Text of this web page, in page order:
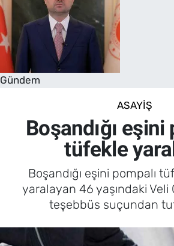
Gündem
ASAYIŞ
Boşandığı eşini
tüfekle
Boşandığı eşini pompalı
yaralayan 46 yaşındaki Veli
teşebbüs suçundan